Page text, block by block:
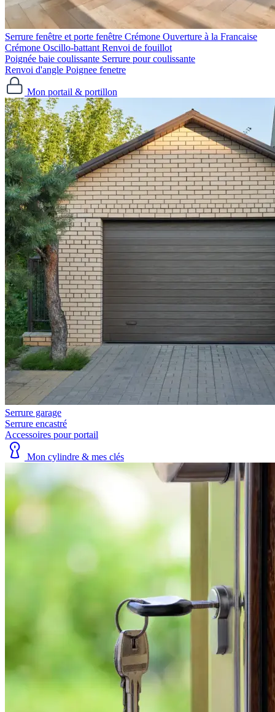
Serrure fenêtre et porte fenêtre
Crémone Ouverture à la Francaise
Crémone Oscillo-battant Renvoi de fouillot
Poignée baie coulissante Serrure pour coulissante
Renvoi d'angle Poignee fenetre
Mon portail & portillon
Serrure garage
Serrure encastré
Accessoires pour portail
Mon cylindre & mes clés